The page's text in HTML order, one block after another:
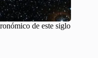
de este siglo